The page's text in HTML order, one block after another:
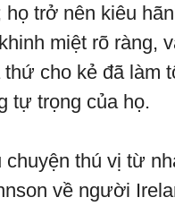
họ trở nên kiêu
miệt rõ ràng,
cho kẻ đã làm
tự trọng của họ.
chuyện thú vị từ
về người